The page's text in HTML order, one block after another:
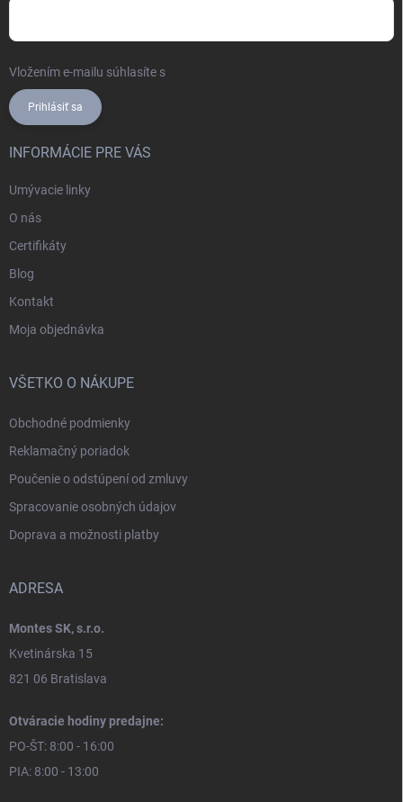
Vložením e-mailu súhlasíte s
Prihlásiť sa
INFORMÁCIE PRE VÁS
Umývacie linky
O nás
Certifikáty
Blog
Kontakt
Moja objednávka
VŠETKO O NÁKUPE
Obchodné podmienky
Reklamačný poriadok
Poučenie o odstúpení od zmluvy
Spracovanie osobných údajov
Doprava a možnosti platby
ADRESA
Montes SK, s.r.o.
Kvetinárska 15
821 06 Bratislava
Otváracie hodiny predajne:
PO-ŠT: 8:00 - 16:00
PIA: 8:00 - 13:00